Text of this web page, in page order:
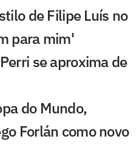
de Filipe Luís no
para mim'
se aproxima de
do Mundo,
Forlán como novo